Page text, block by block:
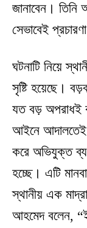
জানাবেন। তিনি
সেভাবেই
ঘটনাটি নিয়ে
সৃষ্টি হয়েছে।
যত বড় অপরাধই
আইনে আদালতেই
করে অভিযুক্ত
হচ্ছে। এটি
স্থানীয় এক
আহমেদ বলেন,